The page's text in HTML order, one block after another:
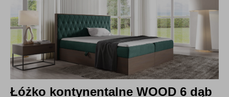
Łóżko kontynentalne WOOD 6 dąb